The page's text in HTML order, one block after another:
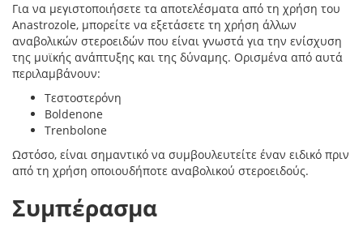
Για να μεγιστοποιήσετε τα αποτελέσματα από τη χρήση του
Anastrozole, μπορείτε να εξετάσετε τη χρήση άλλων
αναβολικών στεροειδών που είναι γνωστά για την ενίσχυση
της μυϊκής ανάπτυξης και της δύναμης. Ορισμένα από αυτά
περιλαμβάνουν:
Τεστοστερόνη
Boldenone
Trenbolone
Ωστόσο, είναι σημαντικό να συμβουλευτείτε έναν ειδικό πριν
από τη χρήση οποιουδήποτε αναβολικού στεροειδούς.
Συμπέρασμα